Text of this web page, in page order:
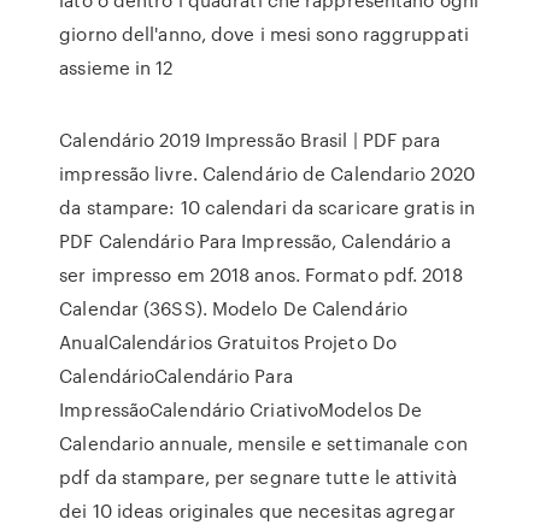
giorno dell'anno, dove i mesi sono raggruppati
assieme in 12
Calendário 2019 Impressão Brasil | PDF para
impressão livre. Calendário de Calendario 2020
da stampare: 10 calendari da scaricare gratis in
PDF Calendário Para Impressão, Calendário a
ser impresso em 2018 anos. Formato pdf. 2018
Calendar (36SS). Modelo De Calendário
AnualCalendários Gratuitos Projeto Do
CalendárioCalendário Para
ImpressãoCalendário CriativoModelos De
Calendario annuale, mensile e settimanale con
pdf da stampare, per segnare tutte le attività
dei 10 ideas originales que necesitas agregar